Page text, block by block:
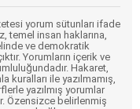
yorum sütunları ifade
temel insan haklarına,
ve demokratik
Yorumların içerik ve
Hakaret,
ile yazılmamış,
yazılmış yorumlar
Özensizce belirlenmiş